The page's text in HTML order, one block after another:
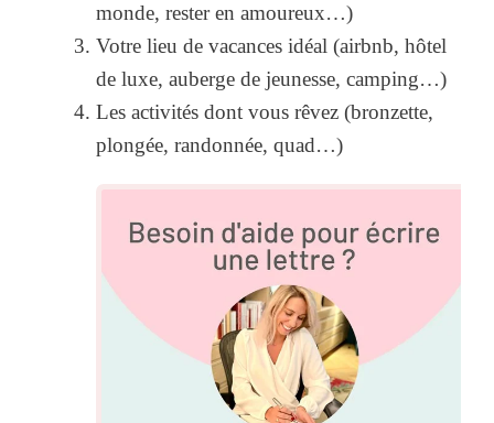
monde, rester en amoureux…)
Votre lieu de vacances idéal (airbnb, hôtel
de luxe, auberge de jeunesse, camping…)
Les activités dont vous rêvez (bronzette,
plongée, randonnée, quad…)